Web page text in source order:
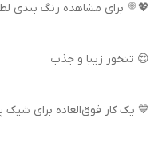
💖🍭 برای مشاهده رنگ بندی
😍 تنخور زیبا و جذب
💙 یک کار فوق‌العاده برای شیک